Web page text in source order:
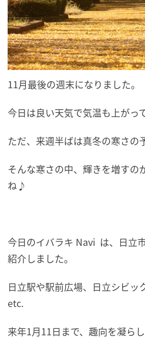
11月最後の週末になりました。
今日は良い天気で気温も上がっ
ただ、来週半ばは真冬の寒さ
そんな寒さの中、輝きを増す
ね♪
今日のイバラキ Navi は、日立
紹介しました。
日立駅や駅前広場、日立シビ
etc.
来年1月11日まで、趣向を凝ら